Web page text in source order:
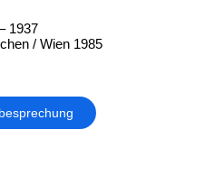
1937
/ Wien 1985